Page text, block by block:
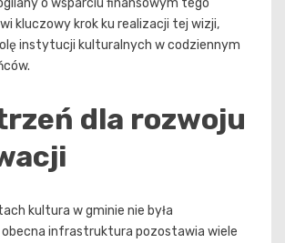
o wsparciu finansowym tego
kluczowy krok ku realizacji tej wizji,
instytucji kulturalnych w codziennym
dla rozwoju
kultura w gminie nie była
infrastruktura pozostawia wiele